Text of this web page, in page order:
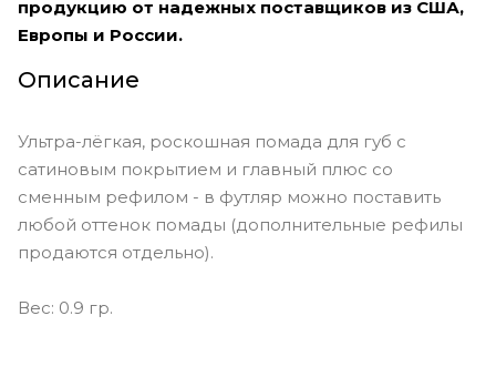
продукцию от надежных поставщиков из США,
Европы и России.
Описание
Ультра-лёгкая, роскошная помада для губ с
сатиновым покрытием и главный плюс со
сменным рефилом - в футляр можно поставить
любой оттенок помады (дополнительные рефилы
продаются отдельно).
Вес: 0.9 гр.